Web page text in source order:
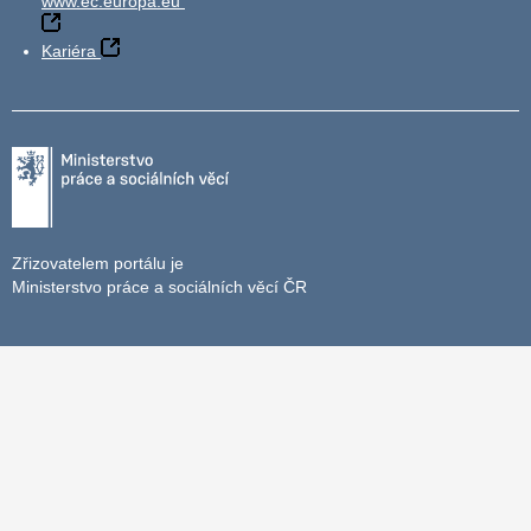
Kariéra
Zřizovatelem portálu je
Ministerstvo práce a sociálních věcí ČR